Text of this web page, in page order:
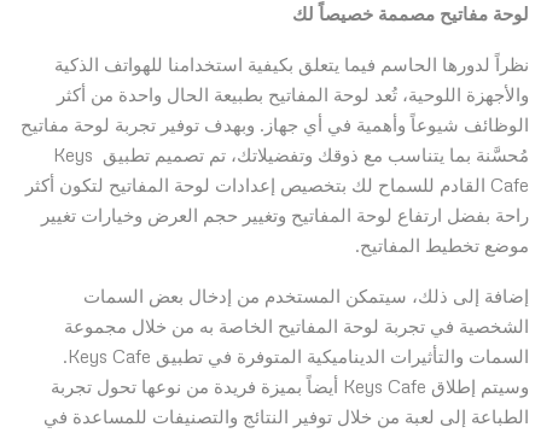
لوحة مفاتيح مصممة خصيصاً لك
نظراً لدورها الحاسم فيما يتعلق بكيفية استخدامنا للهواتف الذكية
والأجهزة اللوحية، تُعد لوحة المفاتيح بطبيعة الحال واحدة من أكثر
الوظائف شيوعاً وأهمية في أي جهاز. وبهدف توفير تجربة لوحة مفاتيح
مُحسَّنة بما يتناسب مع ذوقك وتفضيلاتك، تم تصميم تطبيق Keys
Cafe القادم للسماح لك بتخصيص إعدادات لوحة المفاتيح لتكون أكثر
راحة بفضل ارتفاع لوحة المفاتيح وتغيير حجم العرض وخيارات تغيير
موضع تخطيط المفاتيح.
إضافة إلى ذلك، سيتمكن المستخدم من إدخال بعض السمات
الشخصية في تجربة لوحة المفاتيح الخاصة به من خلال مجموعة
وسيتم إطلاق Keys Cafe أيضاً بميزة فريدة من نوعها تحول تجربة
الطباعة إلى لعبة من خلال توفير النتائج والتصنيفات للمساعدة في